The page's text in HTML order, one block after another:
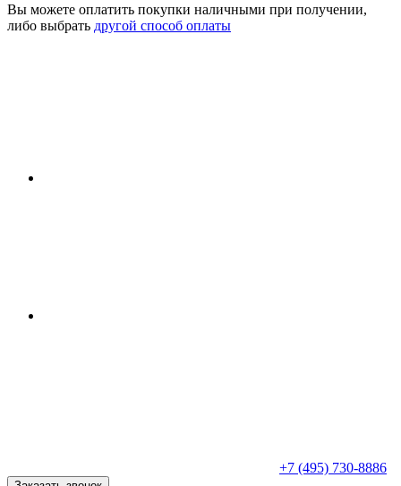
Вы можете оплатить покупки наличными при получении,
либо выбрать другой способ оплаты
+7 (495) 730-8886